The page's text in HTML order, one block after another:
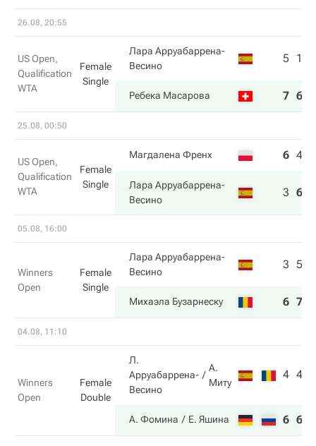
26.08, 20:55
US Open,
Qualification
WTA
Female
Single
Лара Арруабаррена-
Весино
5 1
Ребека Масарова 7 6
25.08, 00:50
US Open,
Qualification
WTA
Female
Single
Магдалена Френх 6 4
Лара Арруабаррена-
Весино
3 6
05.08, 16:00
Winners
Open
Female
Single
Лара Арруабаррена-
Весино
3 5
Михаэла Бузарнеску 6 7
04.08, 11:10
Winners
Open
Female
Double
Л.
Арруабаррена-
Весино
А.
Миту
4 4
А. Фомина Е. Яшина 6 6